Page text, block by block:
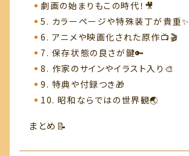
劇画の始まりもこの時代！🎥
5. カラーページや特殊装丁が貴重✨
6. アニメや映画化された原作📺🎬
7. 保存状態の良さが鍵🔑
8. 作家のサインやイラスト入り🎨
9. 特典や付録つき🎁
10. 昭和ならではの世界観🌏
まとめ📝